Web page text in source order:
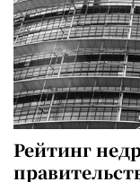
Рейтинг